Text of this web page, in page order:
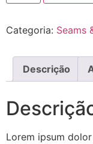
Categoria: Seams
Descrição
Lorem ipsum